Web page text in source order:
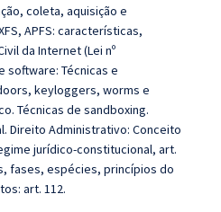
coleta, aquisição e
APFS: características,
da Internet (Lei nº
software: Técnicas e
keyloggers, worms e
Técnicas de sandboxing.
Direito Administrativo: Conceito
jurídico-constitucional, art.
fases, espécies, princípios do
art. 112.